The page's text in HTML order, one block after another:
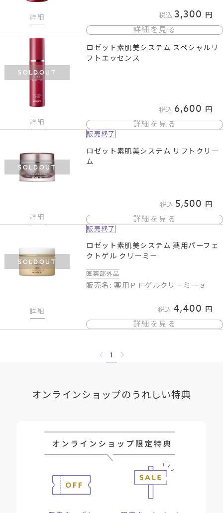
詳細 税込 3,300
詳細を見る
SOLDOUT
詳細
ロゼット素肌美システム スペシャルリ
フトエッセンス
税込 6,600
詳細を見る
SOLDOUT
詳細
販売終了
ロゼット素肌美システム リフトクリー
ム
税込 5,500
詳細を見る
SOLDOUT
詳細
販売終了
ロゼット素肌美システム 薬用パーフェ
クトゲル クリーミー
医薬部外品
販売名: 薬用ＰＦゲルクリーミーａ
税込 4,400
詳細を見る
1
オンラインショップのうれしい特典